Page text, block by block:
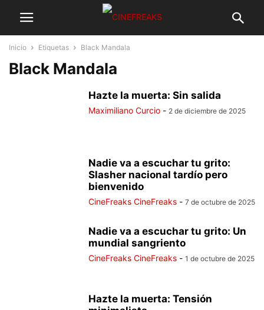
Inicio Etiquetas Black Mandala
Black Mandala
Hazte la muerta: Sin salida
Maximiliano Curcio - 2 de diciembre de 2025
Nadie va a escuchar tu grito:
Slasher nacional tardío pero
bienvenido
CineFreaks CineFreaks - 7 de octubre de 2025
Nadie va a escuchar tu grito: Un
mundial sangriento
CineFreaks CineFreaks - 1 de octubre de 2025
Hazte la muerta: Tensión